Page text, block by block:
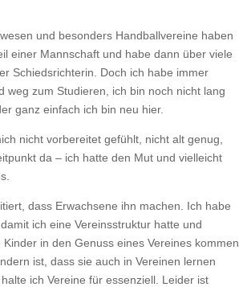
und besonders Handballvereine haben
einer Mannschaft und habe dann über viele
Schiedsrichterin. Doch ich habe immer
weg zum Studieren, ich bin noch nicht lang
ganz einfach ich bin neu hier.
nicht vorbereitet gefühlt, nicht alt genug,
da – ich hatte den Mut und vielleicht
dass Erwachsene ihn machen. Ich habe
ich eine Vereinsstruktur hatte und
in den Genuss eines Vereines kommen
ist, dass sie auch in Vereinen lernen
ich Vereine für essenziell. Leider ist